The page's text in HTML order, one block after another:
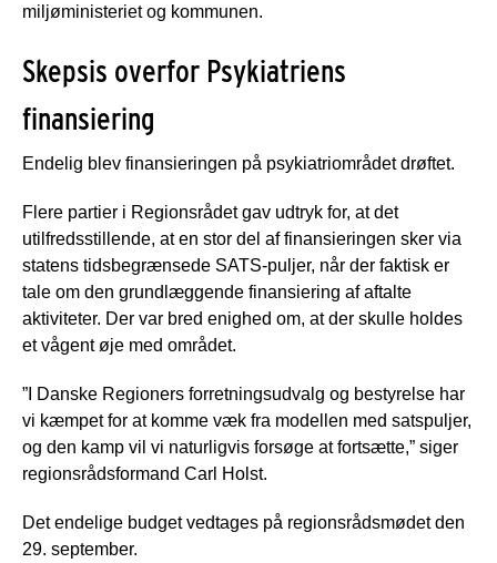
miljøministeriet og kommunen.
Skepsis overfor Psykiatriens
finansiering
Endelig blev finansieringen på psykiatriområdet drøftet.
Flere partier i Regionsrådet gav udtryk for, at det
utilfredsstillende, at en stor del af finansieringen sker via
statens tidsbegrænsede SATS-puljer, når der faktisk er
tale om den grundlæggende finansiering af aftalte
aktiviteter. Der var bred enighed om, at der skulle holdes
et vågent øje med området.
”I Danske Regioners forretningsudvalg og bestyrelse har
vi kæmpet for at komme væk fra modellen med satspuljer,
og den kamp vil vi naturligvis forsøge at fortsætte,” siger
regionsrådsformand Carl Holst.
Det endelige budget vedtages på regionsrådsmødet den
29. september.